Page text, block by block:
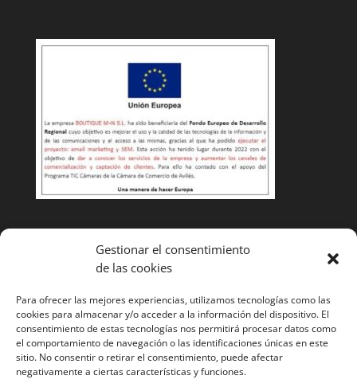
Gestionar el consentimiento
de las cookies
Para ofrecer las mejores experiencias, utilizamos tecnologías como las
cookies para almacenar y/o acceder a la información del dispositivo. El
consentimiento de estas tecnologías nos permitirá procesar datos como
el comportamiento de navegación o las identificaciones únicas en este
sitio. No consentir o retirar el consentimiento, puede afectar
negativamente a ciertas características y funciones.
Condiciones de venta
Cambios y devoluciones
Envíos
¿Tienes alguna duda? Llámanos y te ayudaremos985
52 11 53